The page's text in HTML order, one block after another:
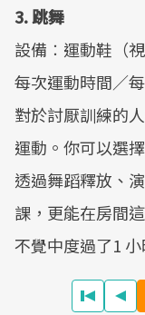
3. 跳舞
設備︰運動鞋（
每次運動時間／
對於討厭訓練的
運動。你可以選
透過舞蹈釋放、
課，更能在房間
不覺中度過了1